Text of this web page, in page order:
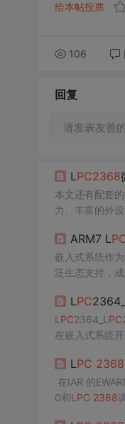
给本帖投票
106
回复
请发表友善
LPC2368
力、丰富的外
ARM7 L
嵌入式系统作
泛生态支持，
用场景，并概
LPC
L PC2364_L PC
在嵌入式系统
LPC 2368
在IAR 的
0和L PC 2368